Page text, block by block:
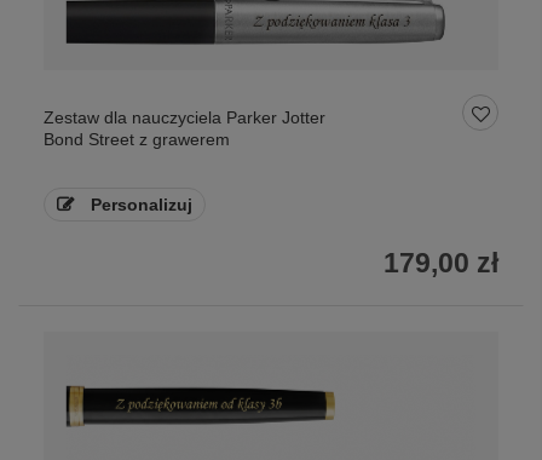
Zestaw dla nauczyciela Parker Jotter
Bond Street z grawerem
Personalizuj
179,00 zł